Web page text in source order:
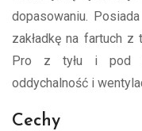
dopasowaniu.
zakładkę na fartuch
Pro z tyłu i pod
oddychalność i
Cechy